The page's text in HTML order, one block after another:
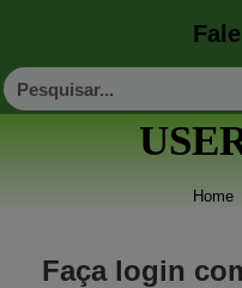
Home
Faça login